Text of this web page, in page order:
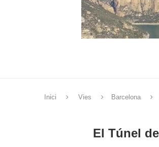
Inici Vies Barcelona
El Túnel